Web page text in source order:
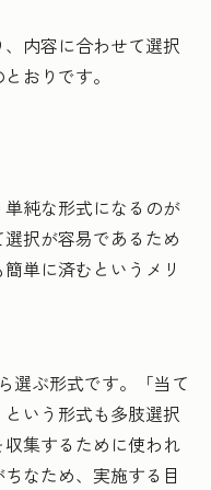
内容に合わせて選択
おりです。
単純な形式になるのが
択が容易であるため
単に済むというメリ
選ぶ形式です。「当て
いう形式も多肢選択
集するために使われ
なため、実施する目